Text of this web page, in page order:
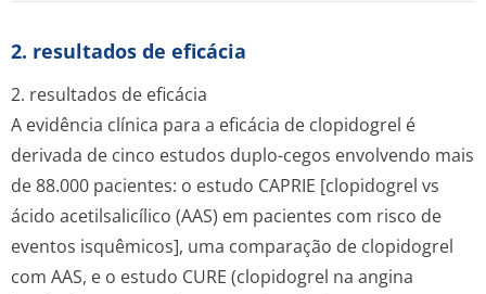
2. resultados de eficácia
2. resultados de eficácia
A evidência clínica para a eficácia de clopidogrel é
derivada de cinco estudos duplo-cegos envolvendo mais
de 88.000 pacientes: o estudo CAPRIE [clopidogrel vs
ácido acetilsalicílico (AAS) em pacientes com risco de
eventos isquêmicos], uma comparação de clopidogrel
com AAS, e o estudo CURE (clopidogrel na angina